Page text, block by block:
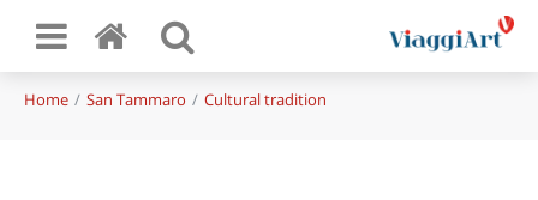
Home San Tammaro Cultural tradition